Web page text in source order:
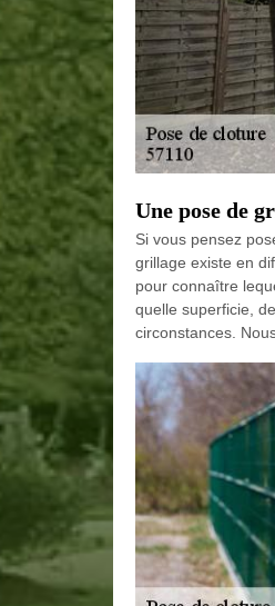
Une pose de
Si vous pensez
grillage existe en
pour connaître
quelle superficie,
circonstances.